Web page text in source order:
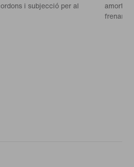
i subjecció per al
frenar